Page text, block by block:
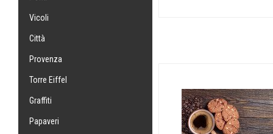
Vicoli
Città
Provenza
Torre Eiffel
Graffiti
Papaveri